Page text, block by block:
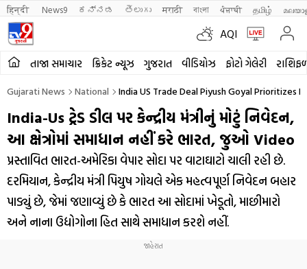
हिन्दी News9 ಕನ್ನಡ తెలుగు मराठी বাংলা ਪੰਜਾਬੀ தமிழ்
AQI
તાજા સમાચાર ક્રિકેટ ન્યૂઝ ગુજરાત વીડિયોઝ ફોટો ગેલેરી
Gujarati News National India US Trade Deal Piyush Goyal Prioritizes
India-Us ટ્રેડ ડીલ પર કેન્દ્રીય મંત્રીનું મોટું નિવેદન,
આ ક્ષેત્રોમાં સમાધાન નહીં કરે ભારત, જુઓ Video
પ્રસ્તાવિત ભારત-અમેરિકા વેપાર સોદા પર વાટાઘાટો ચાલી રહી છે.
દરમિયાન, કેન્દ્રીય મંત્રી પિયુષ ગોયલે એક મહત્વપૂર્ણ નિવેદન બહાર
પાડ્યું છે, જેમાં જણાવ્યું છે કે ભારત આ સોદામાં ખેડૂતો, માછીમારો
અને નાના ઉદ્યોગોના હિત સાથે સમાધાન કરશે નહીં.